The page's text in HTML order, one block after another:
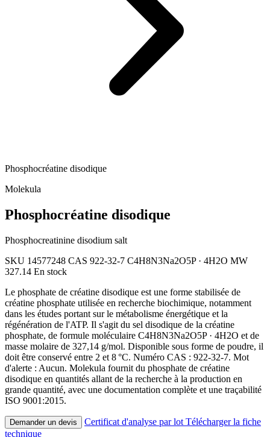
Phosphocréatine disodique
Molekula
Phosphocréatine disodique
Phosphocreatinine disodium salt
SKU 14577248 CAS 922-32-7 C4H8N3Na2O5P · 4H2O MW
327.14 En stock
Le phosphate de créatine disodique est une forme stabilisée de
créatine phosphate utilisée en recherche biochimique, notamment
dans les études portant sur le métabolisme énergétique et la
régénération de l'ATP. Il s'agit du sel disodique de la créatine
phosphate, de formule moléculaire C4H8N3Na2O5P · 4H2O et de
masse molaire de 327,14 g/mol. Disponible sous forme de poudre, il
doit être conservé entre 2 et 8 °C. Numéro CAS : 922-32-7. Mot
d'alerte : Aucun. Molekula fournit du phosphate de créatine
disodique en quantités allant de la recherche à la production en
grande quantité, avec une documentation complète et une traçabilité
ISO 9001:2015.
Demander un devis Certificat d'analyse par lot Télécharger la fiche
technique